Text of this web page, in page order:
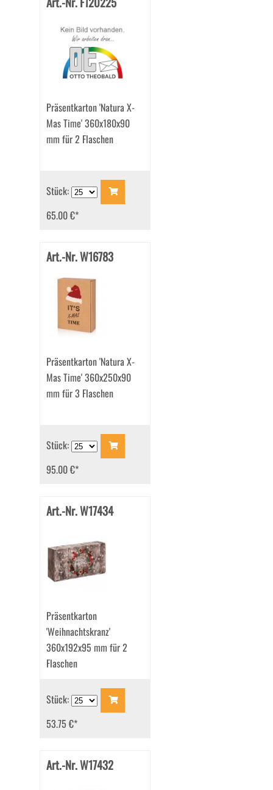
Präsentkarton 'Natura X-
Mas Time' 360x180x90
mm für 2 Flaschen
Stück:
65.00 €*
Art.-Nr. W16783
Präsentkarton 'Natura X-
Mas Time' 360x250x90
mm für 3 Flaschen
Stück:
95.00 €*
Art.-Nr. W17434
Präsentkarton
'Weihnachtskranz'
360x192x95 mm für 2
Flaschen
Stück:
53.75 €*
Art.-Nr. W17432